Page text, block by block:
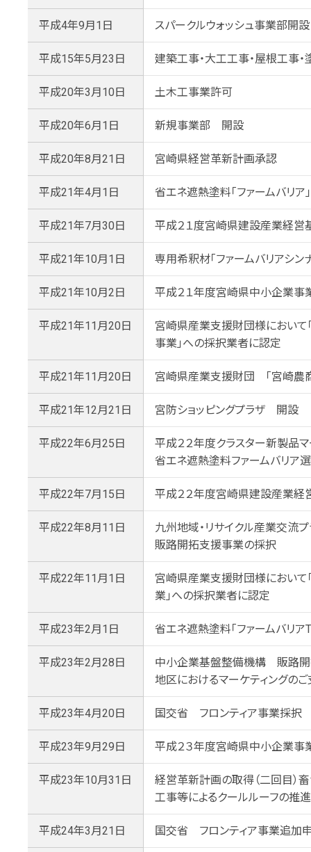
平成4年9月1日 スパークルウォッシュ事業部開設
平成15年5月23日 建築工事・大工工事・屋根工事
平成20年3月10日 土木工事業許可
平成20年6月1日 新規事業部 開設
平成20年8月21日 宮崎県経営革新計画承認
平成21年4月1日 省エネ遮熱塗料「ファームバリア
平成21年7月30日 平成２１度宮崎県建設産業経
平成21年10月1日 専用希釈材「ファームバリアシン
平成21年10月2日 平成２１年度宮崎県中小企業
平成21年11月20日
宮崎県産業支援財団様において
事業」への採択業者に認定
平成21年11月20日 宮崎県産業支援財団 「宮崎農
平成21年12月21日 宮防ショッピングプラザ 開設
平成22年6月25日
平成２２年度クラスター新製
省エネ遮熱塗料ファームバリア
平成22年7月15日 平成２２年度宮崎県建設産業
平成22年8月11日
九州地域・リサイクル産業交流
販路開拓支援事業の採択
平成22年11月1日
宮崎県産業支援財団様において
業」への採択業者に認定
平成23年2月1日 省エネ遮熱塗料「ファームバリア
平成23年2月28日
中小企業基盤整備機構 販路
地区におけるマーケティングの
平成23年4月20日 国交省 フロンティア事業採択
平成23年9月29日 平成２３年度宮崎県中小企業
平成23年10月31日
経営革新計画の取得（二回目）
工事等によるクールルーフの推進
平成24年3月21日 国交省 フロンティア事業追加